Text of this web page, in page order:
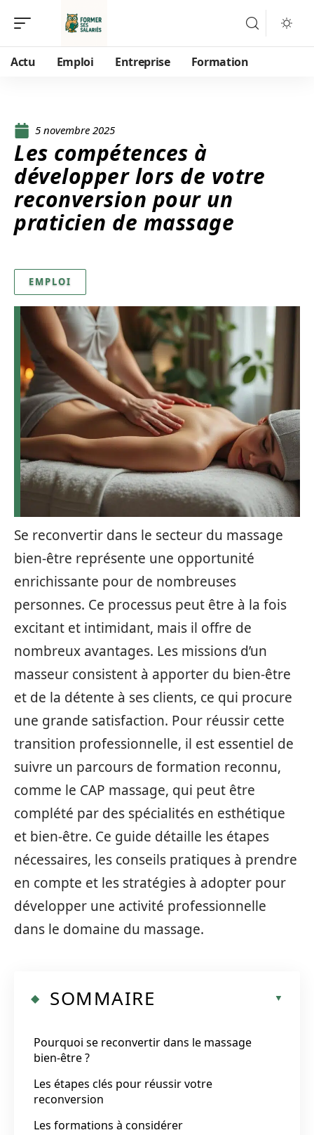
Actu Emploi Entreprise Formation
5 novembre 2025
Les compétences à
développer lors de votre
reconversion pour un
praticien de massage
EMPLOI
Se reconvertir dans le secteur du massage
bien-être représente une opportunité
enrichissante pour de nombreuses
personnes. Ce processus peut être à la fois
excitant et intimidant, mais il offre de
nombreux avantages. Les missions d’un
masseur consistent à apporter du bien-être
et de la détente à ses clients, ce qui procure
une grande satisfaction. Pour réussir cette
transition professionnelle, il est essentiel de
suivre un parcours de formation reconnu,
comme le CAP massage, qui peut être
complété par des spécialités en esthétique
et bien-être. Ce guide détaille les étapes
nécessaires, les conseils pratiques à prendre
en compte et les stratégies à adopter pour
développer une activité professionnelle
dans le domaine du massage.
SOMMAIRE
Pourquoi se reconvertir dans le massage
bien-être ?
Les étapes clés pour réussir votre
reconversion
Les formations à considérer